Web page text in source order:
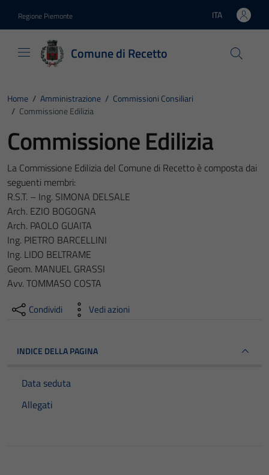
Regione Piemonte Lingua attiva:
ITA
Comune di Recetto
Home / Amministrazione / Commissioni Consiliari
/ Commissione Edilizia
Commissione Edilizia
La Commissione Edilizia del Comune di Recetto è composta dai
seguenti membri:
R.S.T. – Ing. SIMONA DELSALE
Arch. EZIO BOGOGNA
Arch. PAOLO GUAITA
Ing. PIETRO BARCELLINI
Ing. LIDO BELTRAME
Geom. MANUEL GRASSI
Avv. TOMMASO COSTA
Condividi Vedi azioni
INDICE DELLA PAGINA
Data seduta
Allegati